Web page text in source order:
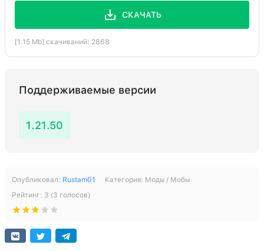
СКАЧАТЬ
[1.15 Mb] скачиваний: 2868
Поддерживаемые версии
1.21.50
Опубликовал: Rustam01 Категория: Моды / Мобы
Рейтинг: 3 (3 голосов)